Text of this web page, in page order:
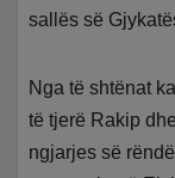
sallës së
Nga të shtënat
të tjerë Rakip
ngjarjes së